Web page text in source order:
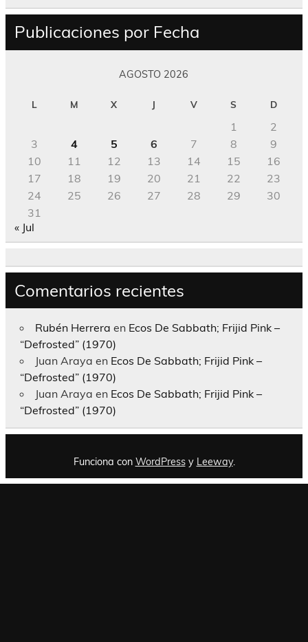
Publicaciones por Fecha
AGOSTO 2026
L M X J V S D
1
2
3
4 5 6 7 8
9
10
11 12 13 14 15
16
17
18 19 20 21 22
23
24
25 26 27 28 29
30
31
« Jul
Comentarios recientes
Rubén Herrera en Ecos De Sabbath; Frijid Pink –
“Defrosted” (1970)
Juan Araya en Ecos De Sabbath; Frijid Pink –
“Defrosted” (1970)
Juan Araya en Ecos De Sabbath; Frijid Pink –
“Defrosted” (1970)
Funciona con WordPressy Leeway.